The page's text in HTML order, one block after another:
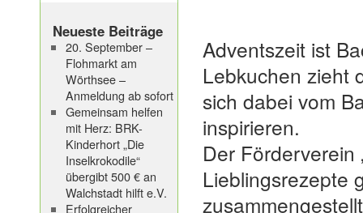
Adventszeit ist
Lebkuchen zieht
sich dabei vom
inspirieren.
Der Förderverein
Lieblingsrezepte
Neueste Beiträge
20. September –
Flohmarkt am
Wörthsee –
Anmeldung ab sofort
Gemeinsam helfen
mit Herz: BRK-
Kinderhort „Die
Inselkrokodile“
übergibt 500 € an
Walchstadt hilft e.V.
Erfolgreicher